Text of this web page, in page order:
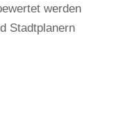
werden
Stadtplanern